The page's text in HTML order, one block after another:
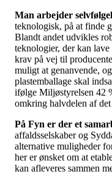
Man arbejder
teknologisk, på at finde
Blandt andet udvikles
teknologier, der kan
krav på vej til
muligt at genanvende,
plastemballage skal
ifølge Miljøstyrelsen 42
omkring halvdelen af
På Fyn er der et
affaldsselskaber og
alternative muligheder
her er ønsket om at
kan afleveres sammen